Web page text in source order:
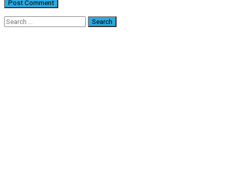
Search
for: